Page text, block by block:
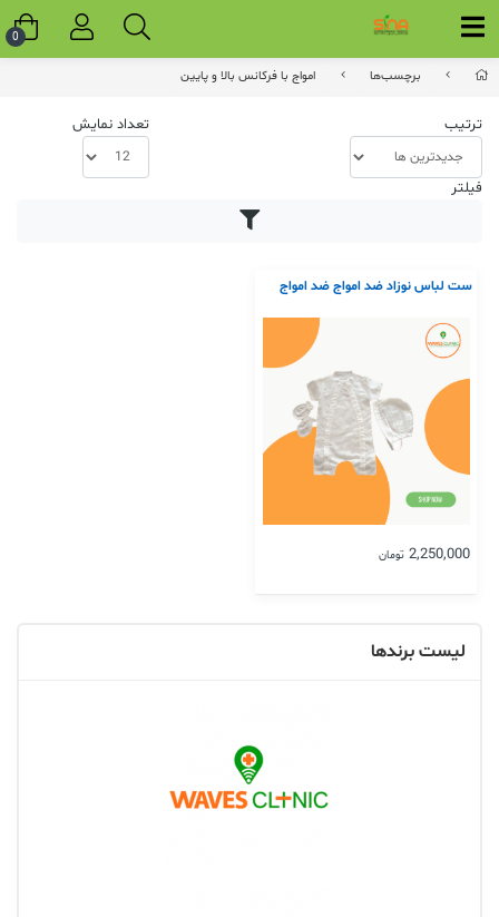
برچسب‌ها امواج با فرکانس بالا و پایین
ترتیب تعداد نمایش
فیلتر
ست لباس نوزاد ضد امواج ضد امواج
2,250,000 تومان
لیست برندها
0